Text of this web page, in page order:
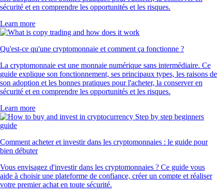
sécurité et en comprendre les opportunités et les risques.
Learn more
Qu'est-ce qu'une cryptomonnaie et comment ça fonctionne ?
La cryptomonnaie est une monnaie numérique sans intermédiaire. Ce
guide explique son fonctionnement, ses principaux types, les raisons de
son adoption et les bonnes pratiques pour l'acheter, la conserver en
sécurité et en comprendre les opportunités et les risques.
Learn more
Comment acheter et investir dans les cryptomonnaies : le guide pour
bien débuter
Vous envisagez d'investir dans les cryptomonnaies ? Ce guide vous
aide à choisir une plateforme de confiance, créer un compte et réaliser
votre premier achat en toute sécurité.